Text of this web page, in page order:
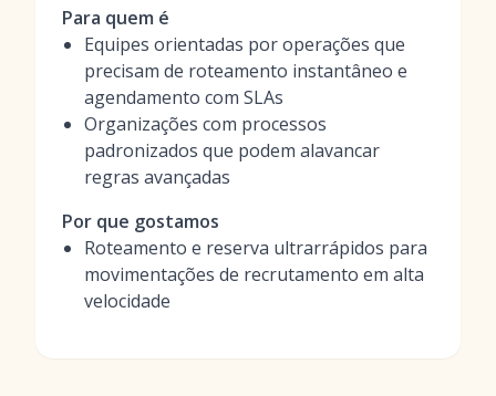
Para quem é
Equipes orientadas por operações que
precisam de roteamento instantâneo e
agendamento com SLAs
Organizações com processos
padronizados que podem alavancar
regras avançadas
Por que gostamos
Roteamento e reserva ultrarrápidos para
movimentações de recrutamento em alta
velocidade